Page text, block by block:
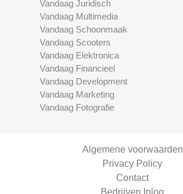
Vandaag Juridisch
Vandaag Multimedia
Vandaag Schoonmaak
Vandaag Scooters
Vandaag Elektronica
Vandaag Financieel
Vandaag Development
Vandaag Marketing
Vandaag Fotografie
Algemene voorwaarden
Privacy Policy
Contact
Bedrijven Inlog